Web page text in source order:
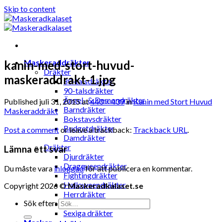
Skip to content
Maskeraddräkter
Dräkter
80-talsdräkter
90-talsdräkter
Ängel- & Demondräkter
Barndräkter
Bokstavsdräkter
Budgetdräkter
Damdräkter
Dräkter
Djurdräkter
Dragqueendräkter
Fightingdräkter
Halloweendräkter
Herrdräkter
Hunddräkter
Sexiga dräkter
kanin-med-stort-huvud-
maskeraddrakt-1.jpg
Published juli 31, 2015at440 × 439inKanin med Stort Huvud
Maskeraddräkt
Post a commentor leave a trackback: Trackback URL.
Lämna ett svar
Du måste vara inloggadför att publicera en kommentar.
Copyright 2026 ©Maskeradkalaset.se
Sök efter: